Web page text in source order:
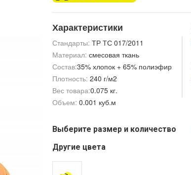
Характеристики
Стандарты: ТР ТС 017/2011
Материал: смесовая ткань
Состав:35% хлопок + 65% полиэфир
Плотность: 240 г/м2
Вес товара:0.075 кг.
Объем: 0.001 куб.м
Выберите размер и количество
Другие цвета